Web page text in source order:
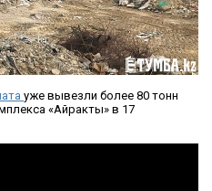
уже вывезли более 80 тонн
«Айракты» в 17